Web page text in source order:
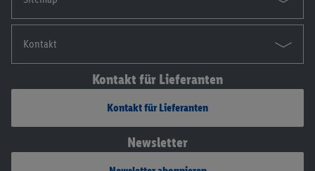
Kontakt
Kontakt für Lieferanten
Kontakt für Lieferanten
Newsletter